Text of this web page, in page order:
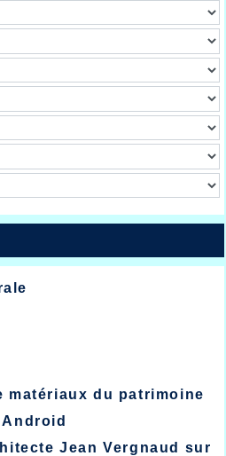
matériaux du patrimoine
Jean Vergnaud sur